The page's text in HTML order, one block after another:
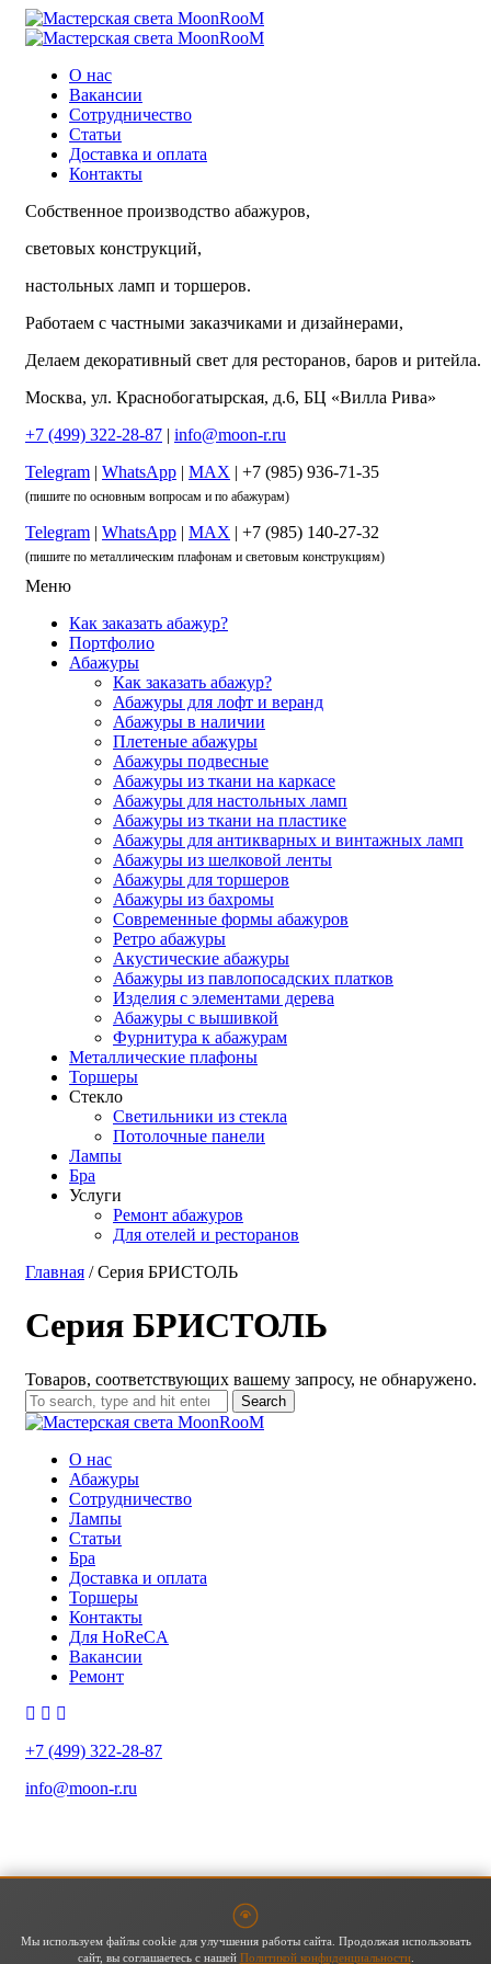
О нас
Вакансии
Сотрудничество
Статьи
Доставка и оплата
Контакты
Собственное производство абажуров,
световых конструкций,
настольных ламп и торшеров.
Работаем с частными заказчиками и дизайнерами,
Делаем декоративный свет для ресторанов, баров и ритейла.
Москва, ул. Краснобогатырская, д.6, БЦ «Вилла Рива»
+7 (499) 322-28-87 | info@moon-r.ru
Telegram | WhatsApp | MAX | +7 (985) 936-71-35
(пишите по основным вопросам и по абажурам)
Telegram | WhatsApp | MAX | +7 (985) 140-27-32
(пишите по металлическим плафонам и световым конструкциям)
Меню
Как заказать абажур?
Портфолио
Абажуры
Как заказать абажур?
Абажуры для лофт и веранд
Абажуры в наличии
Плетеные абажуры
Абажуры подвесные
Абажуры из ткани на каркасе
Абажуры для настольных ламп
Абажуры из ткани на пластике
Абажуры для антикварных и винтажных ламп
Абажуры из шелковой ленты
Абажуры для торшеров
Абажуры из бахромы
Современные формы абажуров
Ретро абажуры
Акустические абажуры
Абажуры из павлопосадских платков
Изделия с элементами дерева
Абажуры с вышивкой
Фурнитура к абажурам
Металлические плафоны
Торшеры
Стекло
Светильники из стекла
Потолочные панели
Лампы
Бра
Услуги
Ремонт абажуров
Для отелей и ресторанов
Главная / Серия БРИСТОЛЬ
Серия БРИСТОЛЬ
Товаров, соответствующих вашему запросу, не обнаружено.
Search
О нас
Абажуры
Сотрудничество
Лампы
Статьи
Бра
Доставка и оплата
Торшеры
Контакты
Для HoReCA
Вакансии
Ремонт
+7 (499) 322-28-87
info@moon-r.ru
Карта сайта
Мы используем файлы cookie для улучшения работы сайта. Продолжая использовать
сайт, вы соглашаетесь с нашей Политикой конфиденциальности.